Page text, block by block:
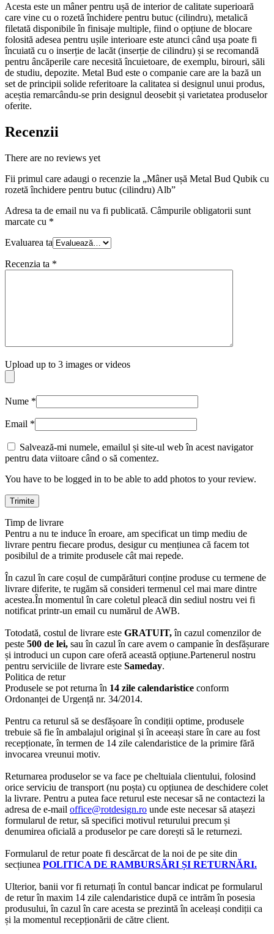
Acesta este un mâner pentru ușă de interior de calitate superioară
care vine cu o rozetă închidere pentru butuc (cilindru), metalică
filetată disponibile în finisaje multiple, fiind o opțiune de blocare
folosită adesea pentru ușile interioare este atunci când ușa poate fi
încuiată cu o inserție de lacăt (inserție de cilindru) și se recomandă
pentru âncăperile care necesită încuietoare, de exemplu, birouri, săli
de studiu, depozite. Metal Bud este o companie care are la bază un
set de principii solide referitoare la calitatea si designul unui produs,
aceștia remarcându-se prin designul deosebit și varietatea produselor
oferite.
Recenzii
There are no reviews yet
Fii primul care adaugi o recenzie la „Mâner ușă Metal Bud Qubik cu
rozetă închidere pentru butuc (cilindru) Alb”
Adresa ta de email nu va fi publicată. Câmpurile obligatorii sunt
marcate cu *
Evaluarea ta
Recenzia ta *
Upload up to 3 images or videos
Nume *
Email *
Salvează-mi numele, emailul și site-ul web în acest navigator
pentru data viitoare când o să comentez.
You have to be logged in to be able to add photos to your review.
Timp de livrare
Pentru a nu te induce în eroare, am specificat un timp mediu de
livrare pentru fiecare produs, desigur cu mențiunea că facem tot
posibilul de a trimite produsele cât mai repede.
În cazul în care coșul de cumpărături conține produse cu termene de
livrare diferite, te rugăm să consideri termenul cel mai mare dintre
acestea.În momentul în care coletul pleacă din sediul nostru vei fi
notificat printr-un email cu numărul de AWB.
Totodată, costul de livrare este GRATUIT,în cazul comenzilor de
peste 500 de lei, sau în cazul în care avem o campanie în desfășurare
și introduci un cupon care oferă această opțiune.Partenerul nostru
pentru serviciile de livrare este Sameday.
Politica de retur
Produsele se pot returna în 14 zile calendaristice conform
Ordonanței de Urgență nr. 34/2014.
Pentru ca returul să se desfășoare în condiții optime, produsele
trebuie să fie în ambalajul original și în aceeași stare în care au fost
recepționate, în termen de 14 zile calendaristice de la primire fără
invocarea vreunui motiv.
Returnarea produselor se va face pe cheltuiala clientului, folosind
orice serviciu de transport (nu poșta) cu opțiunea de deschidere colet
la livrare. Pentru a putea face returul este necesar să ne contactezi la
adresa de e-mail office@rotdesign.ro unde este necesar să atașezi
formularul de retur, să specifici motivul returului precum și
denumirea oficială a produselor pe care dorești să le returnezi.
Formularul de retur poate fi descărcat de la noi de pe site din
secțiunea POLITICA DE RAMBURSĂRI ȘI RETURNĂRI.
Ulterior, banii vor fi returnați în contul bancar indicat pe formularul
de retur în maxim 14 zile calendaristice după ce intrăm în posesia
produsului, în cazul în care acesta se prezintă în aceleași condiții ca
și la momentul recepționării de către client.